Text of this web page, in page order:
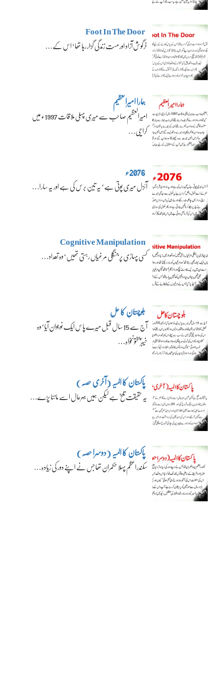
Foot In The Door
خرگوش آزاد اور مست زندگی گزار رہا تھا‘ اس کے…
ہمارا امیرالعظیم
امیرالعظیم صاحب سے میری پہلی ملاقات 1997ء میں
کراچی…
2076ء
آئزل میری پوتی ہے‘ یہ تین برس کی ہے اور یہ سارا…
Cognitive Manipulation
کسی پہاڑی پر جنگلی مرغیاں رہتی تھیں‘ وہ تعداد…
بلوچستان کا حل
آج سے 15 سال قبل میرے پاس ایک نوجوان آیا‘ وہ
خیبرپختونخواہ…
پاکستان کا المیہ (آخری حصہ)
یہ حقیقت تلخ ہے لیکن ہمیں بہرحال اسے ماننا پڑے…
پاکستان کا المیہ (دوسرا حصہ)
سکندراعظم پہلا حکمران تھا جس نے اپنے دور کی زیادہ…